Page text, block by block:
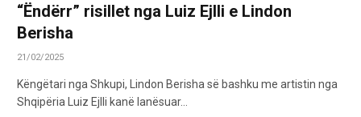
“Ëndërr” risillet nga Luiz Ejlli e Lindon
Berisha
21/02/2025
Këngëtari nga Shkupi, Lindon Berisha së bashku me artistin nga
Shqipëria Luiz Ejlli kanë lanësuar…